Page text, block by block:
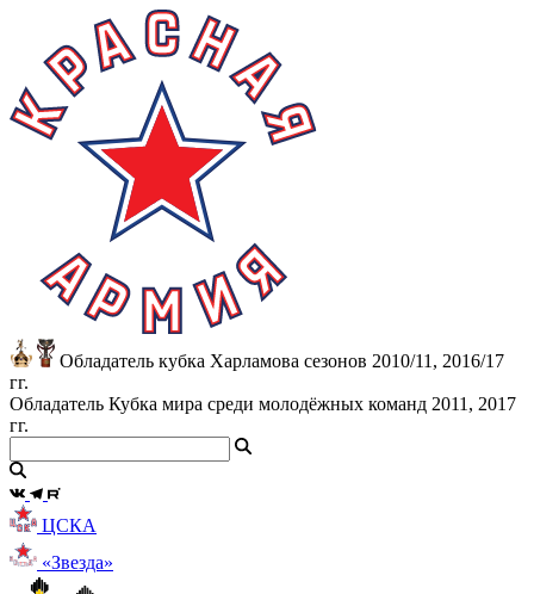
Обладатель кубка Харламова сезонов 2010/11, 2016/17
гг.
Обладатель Кубка мира среди молодёжных команд 2011, 2017
гг.
ЦСКА
«Звезда»